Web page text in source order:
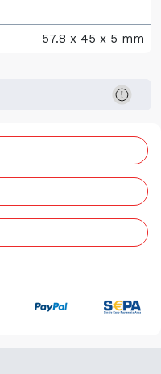
57.8 x 45 x 5 mm